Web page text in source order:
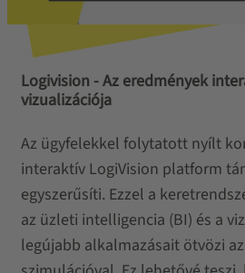
Logivision - Az eredmények
vizualizációja
Az ügyfelekkel folytatott nyílt
interaktív LogiVision platform
egyszerűsíti. Ezzel a
az üzleti intelligencia (BI) és a
legújabb alkalmazásait ötvözi